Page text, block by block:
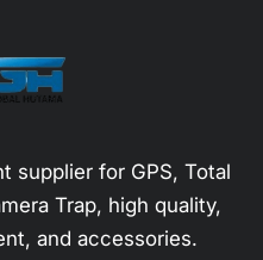
supplier for GPS, Total
Trap, high quality,
and accessories.